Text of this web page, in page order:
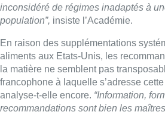
inconsidéré de régimes inadaptés à
population”, insiste l’Académie.
En raison des supplémentations
aliments aux Etats-Unis, les
la matière ne semblent pas
francophone à laquelle s’adresse
analyse-t-elle encore. “Information,
recommandations sont bien les